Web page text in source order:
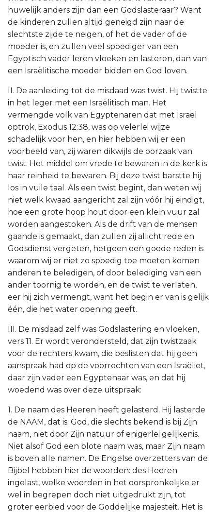
huwelijk anders zijn dan een Godslasteraar? Want
de kinderen zullen altijd geneigd zijn naar de
slechtste zijde te neigen, of het de vader of de
moeder is, en zullen veel spoediger van een
Egyptisch vader leren vloeken en lasteren, dan van
een Israëlitische moeder bidden en God loven.
II. De aanleiding tot de misdaad was twist. Hij twistte
in het leger met een Israëlitisch man. Het
vermengde volk van Egyptenaren dat met Israël
optrok, Exodus 12:38, was op velerlei wijze
schadelijk voor hen, en hier hebben wij er een
voorbeeld van, zij waren dikwijls de oorzaak van
twist. Het middel om vrede te bewaren in de kerk is
haar reinheid te bewaren. Bij deze twist barstte hij
los in vuile taal. Als een twist begint, dan weten wij
niet welk kwaad aangericht zal zijn vóór hij eindigt,
hoe een grote hoop hout door een klein vuur zal
worden aangestoken. Als de drift van de mensen
gaande is gemaakt, dan zullen zij allicht rede en
Godsdienst vergeten, hetgeen een goede reden is
waarom wij er niet zo spoedig toe moeten komen
anderen te beledigen, of door belediging van een
ander toornig te worden, en de twist te verlaten,
eer hij zich vermengt, want het begin er van is gelijk
één, die het water opening geeft.
III. De misdaad zelf was Godslastering en vloeken,
vers 11. Er wordt verondersteld, dat zijn twistzaak
voor de rechters kwam, die beslisten dat hij geen
aanspraak had op de voorrechten van een Israëliet,
daar zijn vader een Egyptenaar was, en dat hij
woedend was over deze uitspraak:
1. De naam des Heeren heeft gelasterd. Hij lasterde
de NAAM, dat is: God, die slechts bekend is bij Zijn
naam, niet door Zijn natuur of enigerlei gelijkenis.
Niet alsof God een blote naam was, maar Zijn naam
is boven alle namen. De Engelse overzetters van de
Bijbel hebben hier de woorden: des Heeren
ingelast, welke woorden in het oorspronkelijke er
wel in begrepen doch niet uitgedrukt zijn, tot
groter eerbied voor de Goddelijke majesteit. Het is